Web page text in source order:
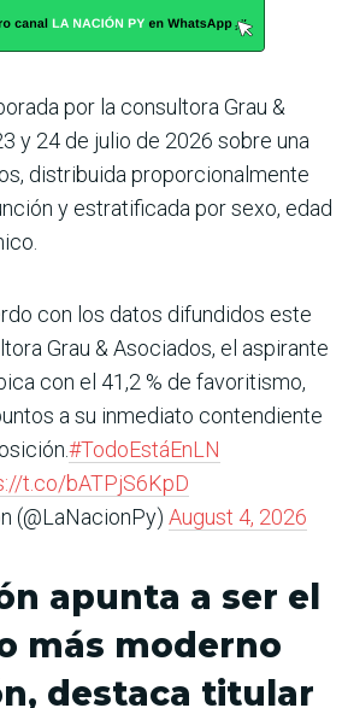
por la consultora Grau &
y 24 de julio de 2026 sobre una
distribuida proporcionalmente
y estratificada por sexo, edad
con los datos difundidos este
Grau & Asociados, el aspirante
con el 41,2 % de favoritismo,
a su inmediato contendiente
#TodoEstáEnLN
t.co/bATPjS6KpD
(@LaNacionPy) August 4, 2026
apunta a ser el
más moderno
destaca titular